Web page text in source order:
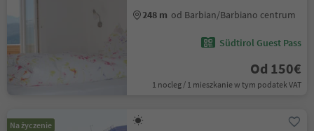
248 m od Barbian/Barbiano centrum
Südtirol Guest Pass
Od 150€
1 nocleg / 1 mieszkanie w tym podatek VAT
Na życzenie